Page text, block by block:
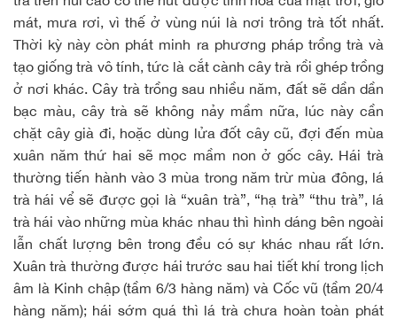
mát, mưa rơi, vì thế ở vùng núi là nơi trông trà tốt nhất.
Thời kỳ này còn phát minh ra phương pháp trồng trà và
tạo giống trà vô tính, tức là cắt cành cây trà rồi ghép trồng
ở nơi khác. Cây trà trồng sau nhiều năm, đất sẽ dần dần
bạc màu, cây trà sẽ không nảy mầm nữa, lúc này cần
chặt cây già đi, hoặc dùng lửa đốt cây cũ, đợi đến mùa
xuân năm thứ hai sẽ mọc mầm non ở gốc cây. Hái trà
thường tiến hành vào 3 mùa trong năm trừ mùa đông, lá
trà hái vể sẽ được gọi là “xuân trà”, “hạ trà” “thu trà”, lá
trà hái vào những mùa khác nhau thì hình dáng bên ngoài
lẫn chất lượng bên trong đều có sự khác nhau rất lớn.
Xuân trà thường được hái trước sau hai tiết khí trong lịch
âm là Kinh chập (tầm 6/3 hàng năm) và Cốc vũ (tầm 20/4
hàng năm); hái sớm quá thì lá trà chưa hoàn toàn phát